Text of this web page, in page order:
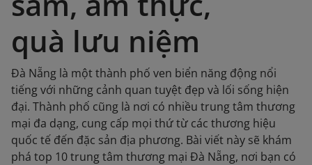
quà lưu niệm
Đà Nẵng là một thành phố ven biển năng động nổi
tiếng với những cảnh quan tuyệt đẹp và lối sống hiện
đại. Thành phố cũng là nơi có nhiều trung tâm thương
mại đa dạng, cung cấp mọi thứ từ các thương hiệu
quốc tế đến đặc sản địa phương. Bài viết này sẽ khám
phá top 10 trung tâm thương mại Đà Nẵng, nơi bạn có